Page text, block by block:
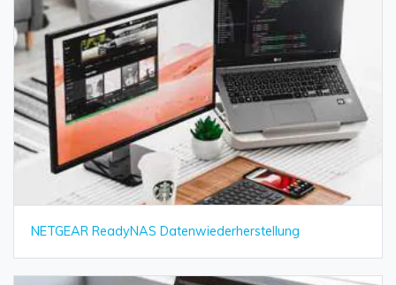
NETGEAR ReadyNAS Datenwiederherstellung